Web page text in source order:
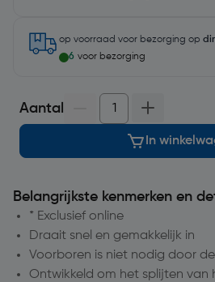
op voorraad voor bezorging op
6 voor bezorging
Aantal
In
Belangrijkste kenmerken en
* Exclusief online
Draait snel en gemakkelijk in
Voorboren is niet nodig door
Ontwikkeld om het splijten van